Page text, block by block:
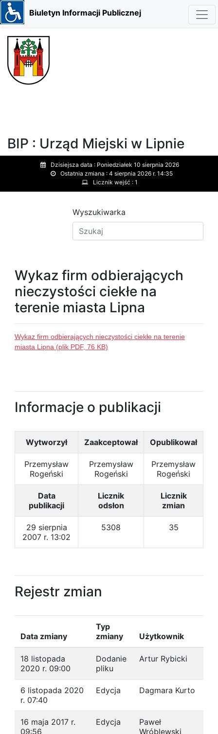
Biuletyn Informacji Publicznej
BIP : Urząd Miejski w Lipnie
Dzisiejsza data : Poniedziałek 10 sierpnia 2026
Ostatnia zmiana : 4 sierpnia 2026 r. 14:35
Licznik wejść : 1
Wyszukiwarka
Wykaz firm odbierających
nieczystości ciekłe na
terenie miasta Lipna
Wykaz firm odbierających nieczystości ciekłe na terenie
miasta Lipna (plik PDF, 76 KB)
Informacje o publikacji
Wytworzył Zaakceptował Opublikował
Przemysław
Rogeński
Przemysław
Rogeński
Przemysław
Rogeński
Data
publikacji
Licznik
odsłon
Licznik
zmian
29 sierpnia
2007 r. 13:02
5308 35
Rejestr zmian
Data zmiany
Typ
zmiany
Użytkownik
18 listopada
2020 r. 09:00
Dodanie
pliku
Artur Rybicki
6 listopada 2020
r. 07:40
Edycja Dagmara Kurto
16 maja 2017 r.
09:56
Edycja
Paweł
Wróblewski